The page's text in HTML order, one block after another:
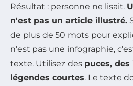
Résultat : personne ne lisait.
n'est pas un article illustré.
de plus de 50 mots pour
n'est pas une infographie,
texte. Utilisez des puces, des
légendes courtes. Le texte